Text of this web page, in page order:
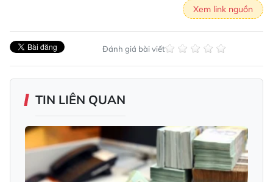
Xem link nguồn
Đánh giá bài viết
TIN LIÊN QUAN